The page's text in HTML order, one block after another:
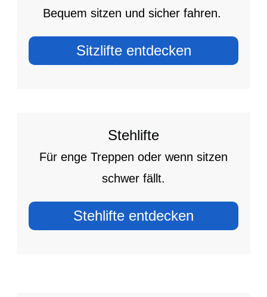
Bequem sitzen und sicher fahren.
Sitzlifte entdecken
Stehlifte
Für enge Treppen oder wenn sitzen
schwer fällt.
Stehlifte entdecken